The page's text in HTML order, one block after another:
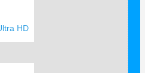
HD